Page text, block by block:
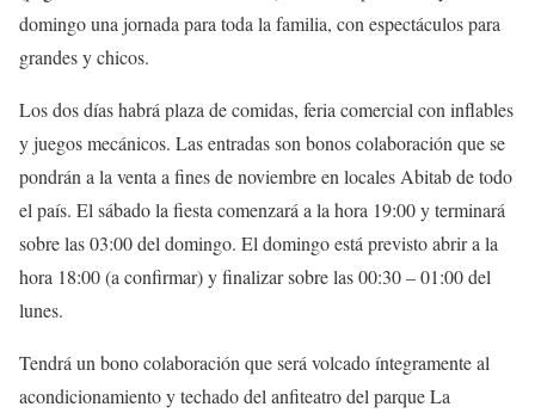
domingo una jornada para toda la familia, con espectáculos para
grandes y chicos.
Los dos días habrá plaza de comidas, feria comercial con inflables
y juegos mecánicos. Las entradas son bonos colaboración que se
pondrán a la venta a fines de noviembre en locales Abitab de todo
el país. El sábado la fiesta comenzará a la hora 19:00 y terminará
sobre las 03:00 del domingo. El domingo está previsto abrir a la
hora 18:00 (a confirmar) y finalizar sobre las 00:30 – 01:00 del
lunes.
Tendrá un bono colaboración que será volcado íntegramente al
acondicionamiento y techado del anfiteatro del parque La